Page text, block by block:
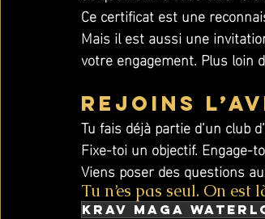
Ce certificat est une
Mais il est aussi une
votre engagement. Plus loin
Rejoins
Tu fais déjà partie d’un club
Fixe-toi un objectif. Engage-
Viens poser des questions
Tu n’es pas seul. On est
krav maga